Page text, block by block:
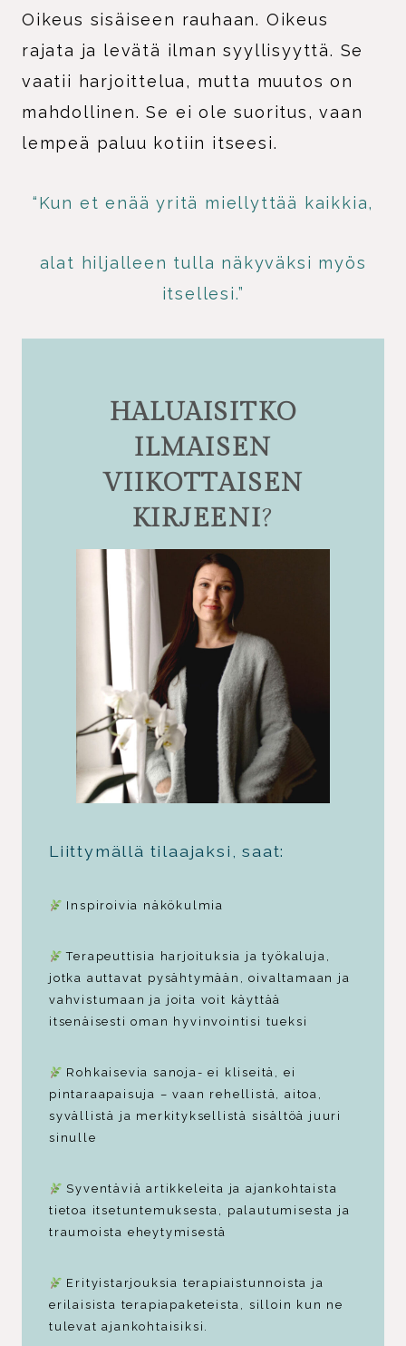
Oikeus sisäiseen rauhaan. Oikeus
rajata ja levätä ilman syyllisyyttä. Se
vaatii harjoittelua, mutta muutos on
mahdollinen. Se ei ole suoritus, vaan
lempeä paluu kotiin itseesi.
“Kun et enää yritä miellyttää kaikkia,
alat hiljalleen tulla näkyväksi myös
itsellesi.”
HALUAISITKO
ILMAISEN
VIIKOTTAISEN
KIRJEENI?
Liittymällä tilaajaksi, saat:
Inspiroivia näkökulmia
Terapeuttisia harjoituksia ja työkaluja,
jotka auttavat pysähtymään, oivaltamaan ja
vahvistumaan ja joita voit käyttää
itsenäisesti oman hyvinvointisi tueksi
Rohkaisevia sanoja- ei kliseitä, ei
pintaraapaisuja – vaan rehellistä, aitoa,
syvällistä ja merkityksellistä sisältöä juuri
sinulle
Syventäviä artikkeleita ja ajankohtaista
tietoa itsetuntemuksesta, palautumisesta ja
traumoista eheytymisestä
Erityistarjouksia terapiaistunnoista ja
erilaisista terapiapaketeista, silloin kun ne
tulevat ajankohtaisiksi.